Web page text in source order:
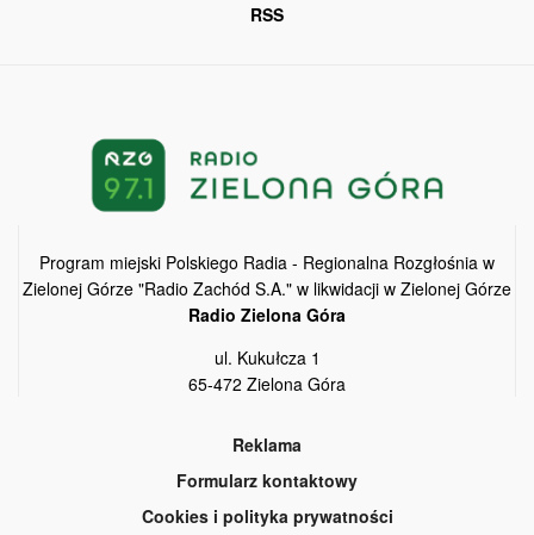
RSS
Program miejski Polskiego Radia - Regionalna Rozgłośnia w
Zielonej Górze "Radio Zachód S.A." w likwidacji w Zielonej Górze
Radio Zielona Góra
ul. Kukułcza 1
65-472 Zielona Góra
Reklama
Formularz kontaktowy
Cookies i polityka prywatności